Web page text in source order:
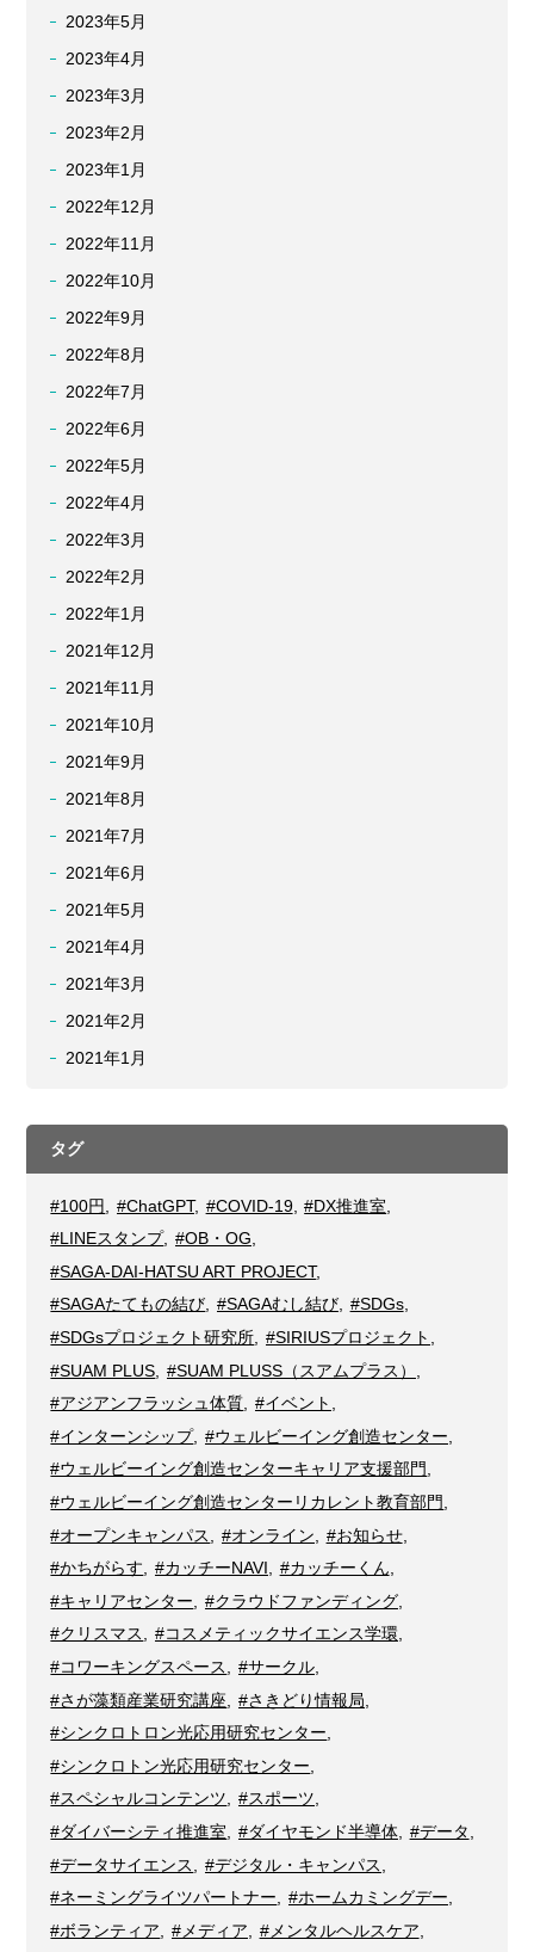
2023年5月
2023年4月
2023年3月
2023年2月
2023年1月
2022年12月
2022年11月
2022年10月
2022年9月
2022年8月
2022年7月
2022年6月
2022年5月
2022年4月
2022年3月
2022年2月
2022年1月
2021年12月
2021年11月
2021年10月
2021年9月
2021年8月
2021年7月
2021年6月
2021年5月
2021年4月
2021年3月
2021年2月
2021年1月
タグ
#100円 #ChatGPT, #COVID-19, #DX推進室
#LINEスタンプ, #OB・OG
#SAGA-DAI-HATSU ART PROJECT,
#SAGAたてもの結び, #SAGAむし結び, #SDGs,
#SDGsプロジェクト研究所
#SIRIUSプロジェクト
#SUAM PLUS
#SUAM PLUSS（スアムプラス）
#アジアンフラッシュ体質
#イベント
#インターンシップ, #ウェルビーイング創造センター
#ウェルビーイング創造センターキャリア支援部門
#ウェルビーイング創造センターリカレント教育部門
#オープンキャンパス
#オンライン #お知らせ,
#かちがらす
#カッチーNAVI #カッチーくん
#キャリアセンター
#クラウドファンディング,
#クリスマス
#コスメティックサイエンス学環,
#コワーキングスペース
#サークル,
#さが藻類産業研究講座
#さきどり情報局
#シンクロトロン光応用研究センター
#シンクロトン光応用研究センター
#スペシャルコンテンツ
#スポーツ
#ダイバーシティ推進室
#ダイヤモンド半導体, #データ
#データサイエンス
#デジタル・キャンパス
#ネーミングライツパートナー
#ホームカミングデー
#ボランティア
#メディア #メンタルヘルスケア